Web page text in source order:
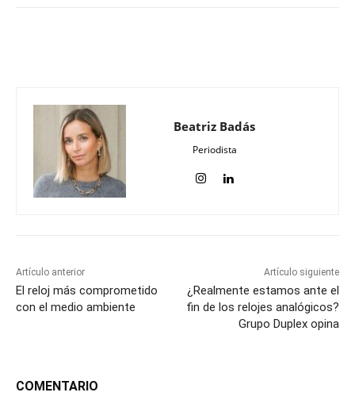
Beatriz Badás
Periodista
Artículo anterior
El reloj más comprometido
con el medio ambiente
Artículo siguiente
¿Realmente estamos ante el
fin de los relojes analógicos?
Grupo Duplex opina
COMENTARIO